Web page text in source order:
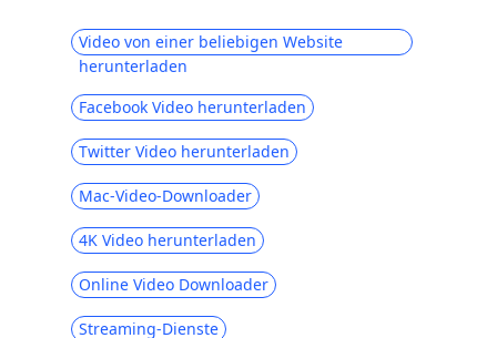
Video von einer beliebigen Website
herunterladen
Facebook Video herunterladen
Twitter Video herunterladen
Mac-Video-Downloader
4K Video herunterladen
Online Video Downloader
Streaming-Dienste